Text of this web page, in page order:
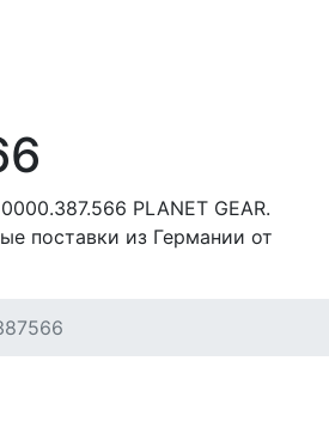
PLANET GEAR.
поставки из Германии от